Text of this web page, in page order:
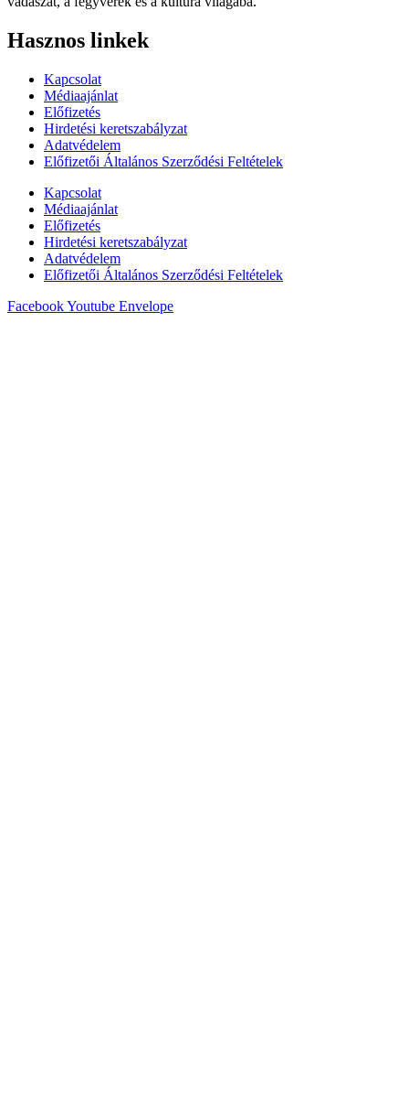
Hasznos linkek
Kapcsolat
Médiaajánlat
Előfizetés
Hirdetési keretszabályzat
Adatvédelem
Előfizetői Általános Szerződési Feltételek
Kapcsolat
Médiaajánlat
Előfizetés
Hirdetési keretszabályzat
Adatvédelem
Előfizetői Általános Szerződési Feltételek
FacebookYoutube Envelope